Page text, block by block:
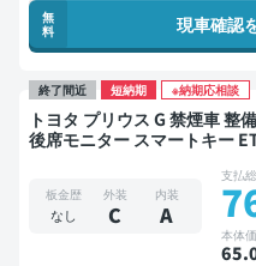
無
料
現車確認
終了間近 短納期 ※納期応相談
トヨタ プリウス G 禁煙車 整備記録簿あり 標準装備ナビ TV
後席モニター スマートキー
板金歴
なし
外装
C
内装
A
支払
本体
65